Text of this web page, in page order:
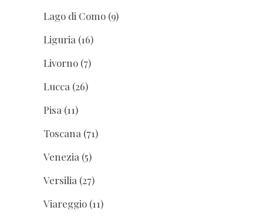
Lago di Como (9)
Liguria (16)
Livorno (7)
Lucca (26)
Pisa (11)
Toscana (71)
Venezia (5)
Versilia (27)
Viareggio (11)